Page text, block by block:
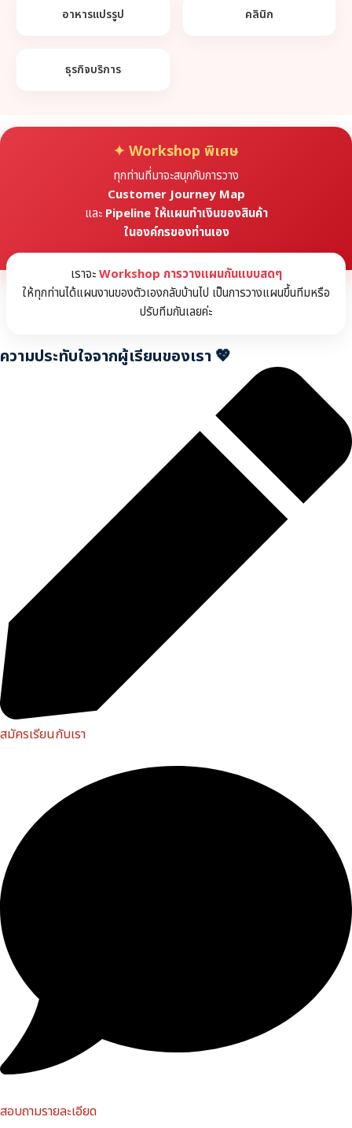
อาหารแปรรูป คลินิก
ธุรกิจบริการ
✦ Workshop พิเศษ
ทุกท่านที่มาจะสนุกกับการวาง
Customer Journey Map
และ Pipeline ให้แผนทำเงินของสินค้า
ในองค์กรของท่านเอง
เราจะWorkshop การวางแผนกันแบบสดๆ
ให้ทุกท่านได้แผนงานของตัวเองกลับบ้านไป เป็นการวางแผนขึ้นทีมหรือ
ปรับทีมกันเลยค่ะ
ความประทับใจจากผู้เรียนของเรา 💖
สมัครเรียนกับเรา
สอบถามรายละเอียด